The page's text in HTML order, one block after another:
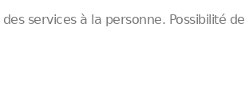
services à la personne. Possibilité de